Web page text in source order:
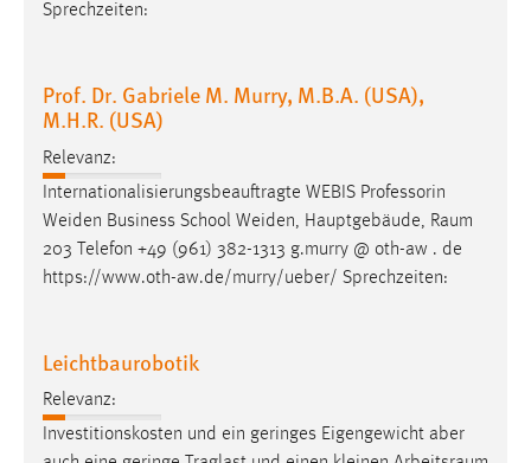
Sprechzeiten:
Prof. Dr. Gabriele M. Murry, M.B.A. (USA),
M.H.R. (USA)
Relevanz:
Internationalisierungsbeauftragte WEBIS Professorin
Weiden Business School Weiden, Hauptgebäude, Raum
203 Telefon +49 (961) 382-1313 g.murry @ oth-aw . de
https://www.oth-aw.de/murry/ueber/ Sprechzeiten:
Leichtbaurobotik
Relevanz:
Investitionskosten und ein geringes Eigengewicht aber